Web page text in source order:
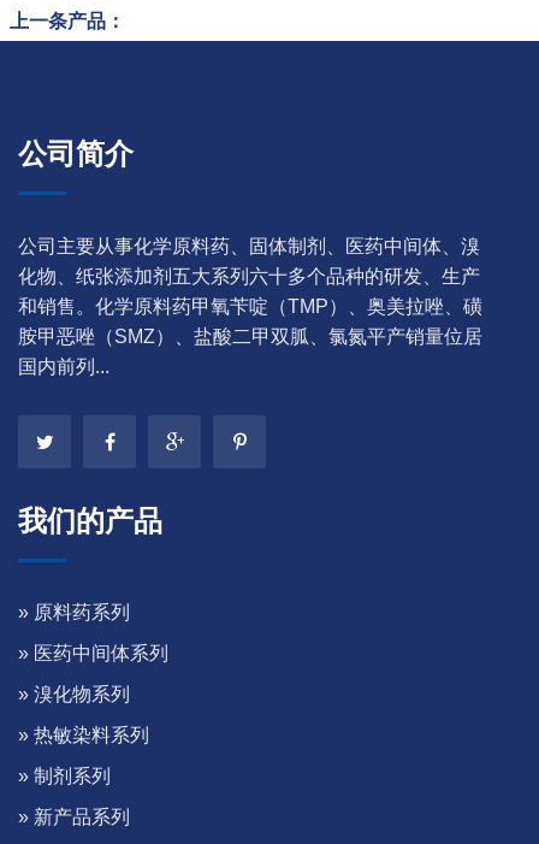
上一条产品：
公司简介
公司主要从事化学原料药、固体制剂、医药中间体、溴
化物、纸张添加剂五大系列六十多个品种的研发、生产
和销售。化学原料药甲氧苄啶（TMP）、奥美拉唑、磺
胺甲恶唑（SMZ）、盐酸二甲双胍、氯氮平产销量位居
国内前列...
我们的产品
» 原料药系列
» 医药中间体系列
» 溴化物系列
» 热敏染料系列
» 制剂系列
» 新产品系列